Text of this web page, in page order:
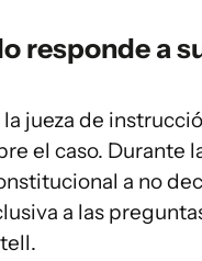
responde a
jueza de
el caso. Durante
a no
a las